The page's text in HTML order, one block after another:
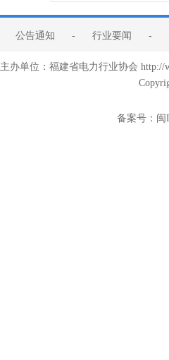
公告通知 - 行业要闻 -
主办单位：福建省电力行业协会
备案号： 闽